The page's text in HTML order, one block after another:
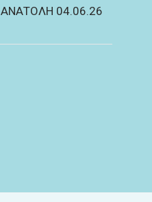
04.06.26